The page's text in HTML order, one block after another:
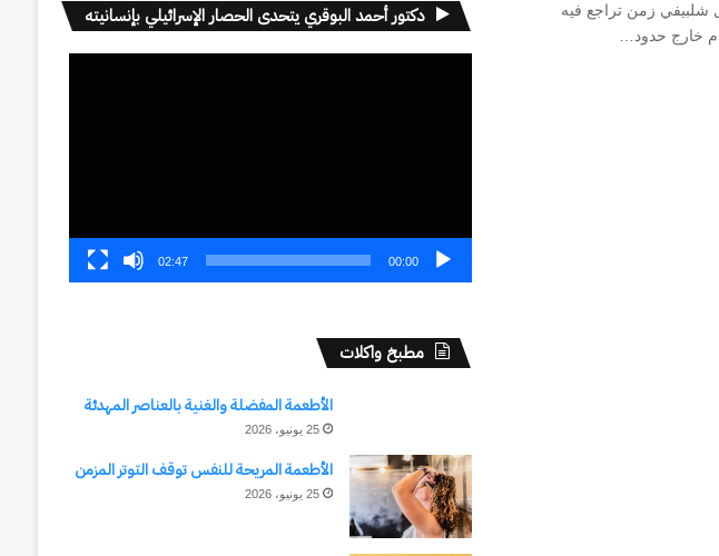
شلبيفي زمن تراجع فيه
خارج حدود…
دكتور أحمد البوقري يتحدى الحصار الإسرائيلي بإنسانيته
00:00
02:47
مطبخ واكلات
الأطعمة المفضلة والغنية بالعناصر المهدئة
25 يونيو، 2026
الأطعمة المريحة للنفس توقف التوتر المزمن
25 يونيو، 2026